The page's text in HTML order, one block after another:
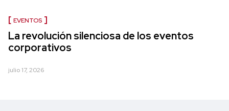
EVENTOS
La revolución silenciosa de los eventos
corporativos
julio 17, 2026